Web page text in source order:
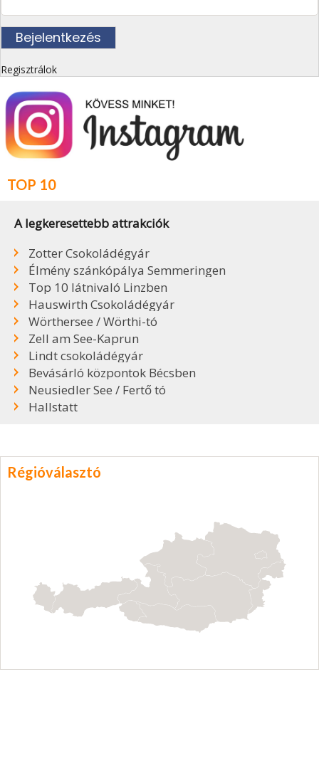
Regisztrálok
TOP 10
A legkeresettebb attrakciók
Zotter Csokoládégyár
Élmény szánkópálya Semmeringen
Top 10 látnivaló Linzben
Hauswirth Csokoládégyár
Wörthersee / Wörthi-tó
Zell am See-Kaprun
Lindt csokoládégyár
Bevásárló központok Bécsben
Neusiedler See / Fertő tó
Hallstatt
Régióválasztó